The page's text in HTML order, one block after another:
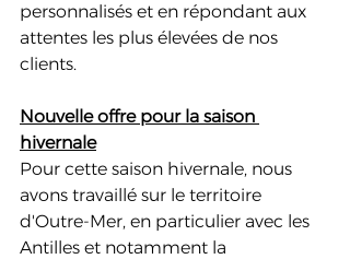
personnalisés et en répondant aux
attentes les plus élevées de nos
clients.
Nouvelle offre pour la saison
hivernale
Pour cette saison hivernale, nous
avons travaillé sur le territoire
d'Outre-Mer, en particulier avec les
Antilles et notamment la